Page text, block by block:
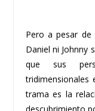
Pero a pesar
Daniel ni Johnny
que sus
tridimensionales
trama es la